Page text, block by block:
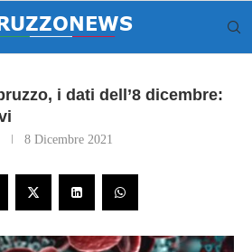
i dati dell’8 dicembre:
8 Dicembre 2021